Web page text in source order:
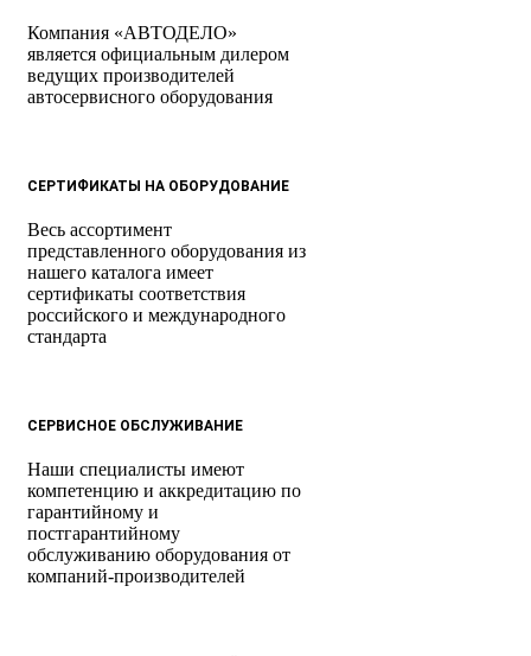
Компания «АВТОДЕЛО»
является официальным дилером
ведущих производителей
автосервисного оборудования
СЕРТИФИКАТЫ НА ОБОРУДОВАНИЕ
Весь ассортимент
представленного оборудования из
нашего каталога имеет
сертификаты соответствия
российского и международного
стандарта
СЕРВИСНОЕ ОБСЛУЖИВАНИЕ
Наши специалисты имеют
компетенцию и аккредитацию по
гарантийному и
постгарантийному
обслуживанию оборудования от
компаний-производителей